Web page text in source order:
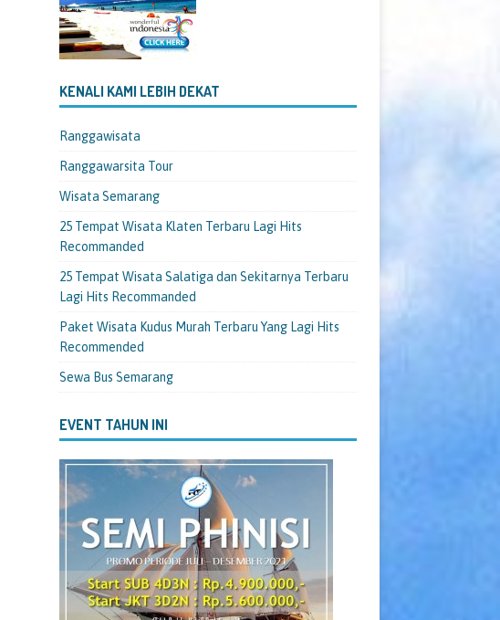
KENALI KAMI LEBIH DEKAT
Ranggawisata
Ranggawarsita Tour
Wisata Semarang
25 Tempat Wisata Klaten Terbaru Lagi Hits
Recommanded
25 Tempat Wisata Salatiga dan Sekitarnya Terbaru
Lagi Hits Recommanded
Paket Wisata Kudus Murah Terbaru Yang Lagi Hits
Recommended
Sewa Bus Semarang
EVENT TAHUN INI